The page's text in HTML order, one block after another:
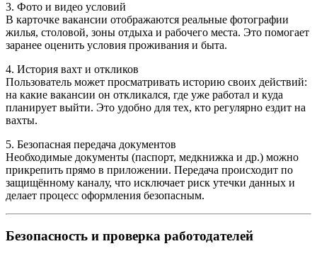
3. Фото и видео условий
В карточке вакансии отображаются реальные фотографии
жилья, столовой, зоны отдыха и рабочего места. Это помогает
заранее оценить условия проживания и быта.
4. История вахт и откликов
Пользователь может просматривать историю своих действий:
на какие вакансии он откликался, где уже работал и куда
планирует выйти. Это удобно для тех, кто регулярно ездит на
вахты.
5. Безопасная передача документов
Необходимые документы (паспорт, медкнижка и др.) можно
прикрепить прямо в приложении. Передача происходит по
защищённому каналу, что исключает риск утечки данных и
делает процесс оформления безопасным.
Безопасность и проверка работодателей